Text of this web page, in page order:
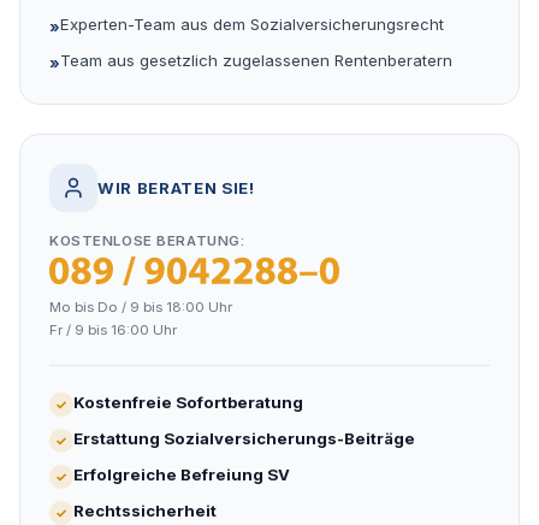
»Experten-Team aus dem Sozialversicherungsrecht
»Team aus gesetzlich zugelassenen Rentenberatern
WIR BERATEN SIE!
KOSTENLOSE BERATUNG:
0800 444 000 9
Mo bis Do / 9 bis 18:00 Uhr
Fr / 9 bis 16:00 Uhr
✓ Kostenfreie Sofortberatung
✓ Erstattung Sozialversicherungs-Beiträge
✓ Erfolgreiche Befreiung SV
✓ Rechtssicherheit